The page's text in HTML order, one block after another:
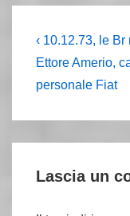
articoli
L'articolo
precedente
è
‹ 10.12.73, le
Ettore Amerio,
personale Fiat
Lascia un